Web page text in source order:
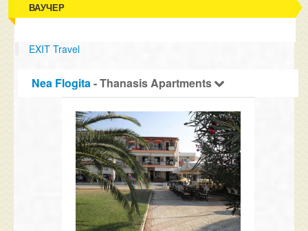
ВАУЧЕР
EXIT Travel
Nea Flogita- Thanasis Apartments